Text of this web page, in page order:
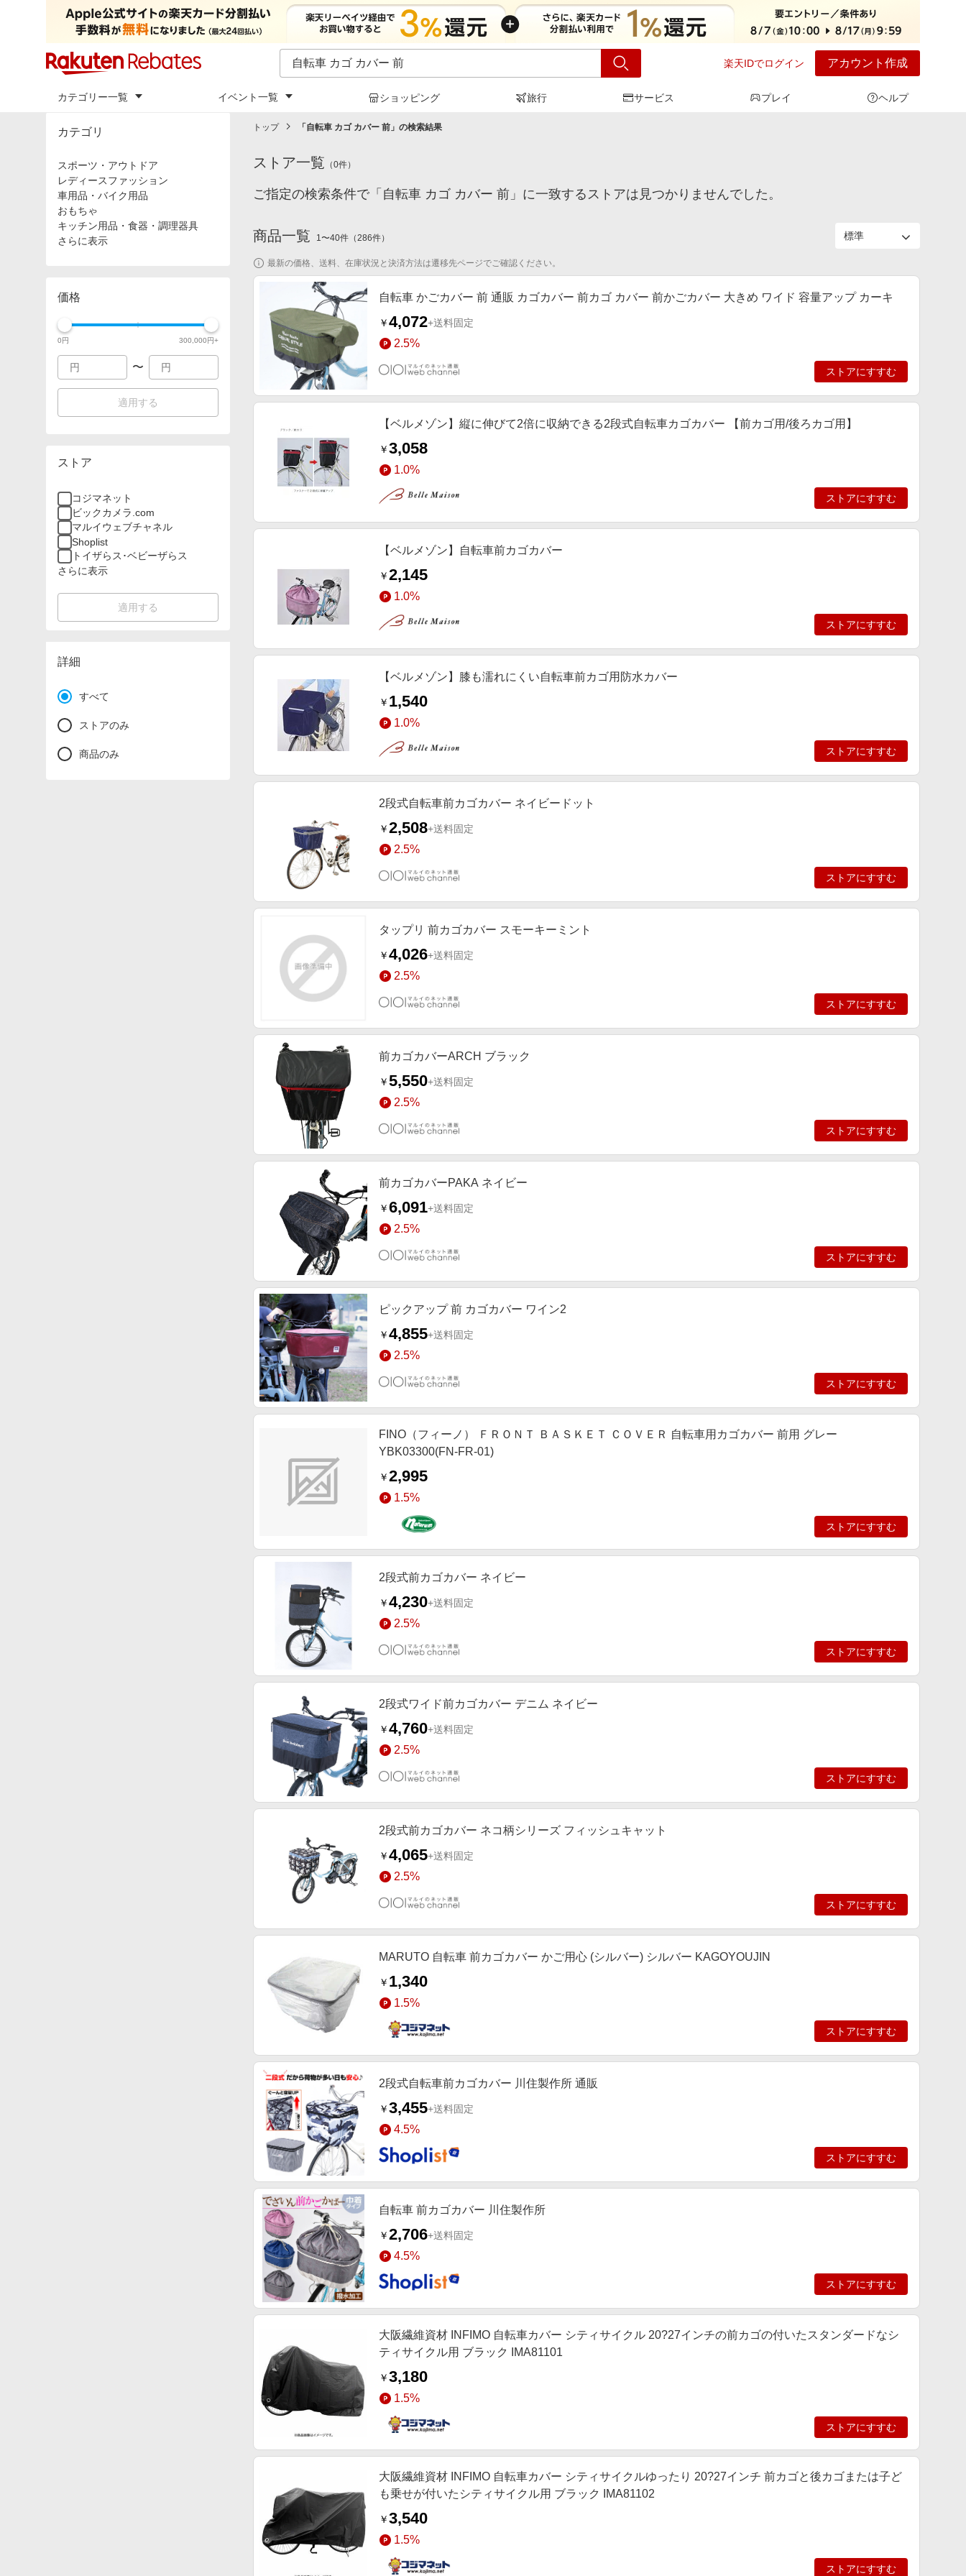
楽天IDでログイン アカウント作成
カテゴリー一覧 イベント一覧 ショッピング 旅行 サービス プレイ ヘルプ
カテゴリ
スポーツ・アウトドア
レディースファッション
車用品・バイク用品
おもちゃ
キッチン用品・食器・調理器具
さらに表示
価格
0円 300,000円+
〜
適用する
ストア
コジマネット
ビックカメラ.com
マルイウェブチャネル
Shoplist
トイザらス･ベビーザらス
さらに表示
適用する
詳細
すべて
ストアのみ
商品のみ
トップ 「 自転車 カゴ カバー 前 」の検索結果
ストア一覧 （0件）
ご指定の検索条件で「自転車 カゴ カバー 前」に一致するストアは見つかりませんでした。
商品一覧 1〜40件 （286件）
最新の価格、送料、在庫状況と決済方法は遷移先ページでご確認ください。
自転車 かごカバー 前 通販 カゴカバー 前カゴ カバー 前かごカバー 大きめ ワイド 容量アップ カーキ
￥4,072+送料固定
2.5%
ストアにすすむ
【ベルメゾン】縦に伸びて2倍に収納できる2段式自転車カゴカバー 【前カゴ用/後ろカゴ用】
￥3,058
1.0%
ストアにすすむ
【ベルメゾン】自転車前カゴカバー
￥2,145
1.0%
ストアにすすむ
【ベルメゾン】膝も濡れにくい自転車前カゴ用防水カバー
￥ 1,540
1.0%
ストアにすすむ
2段式自転車前カゴカバー ネイビードット
￥2,508+送料固定
2.5%
ストアにすすむ
タップリ 前カゴカバー スモーキーミント
￥4,026+送料固定
2.5%
ストアにすすむ
前カゴカバーARCH ブラック
￥5,550+送料固定
2.5%
ストアにすすむ
前カゴカバーPAKA ネイビー
￥6,091+送料固定
2.5%
ストアにすすむ
ピックアップ 前 カゴカバー ワイン2
￥4,855+送料固定
2.5%
ストアにすすむ
FINO（フィーノ） ＦＲＯＮＴ ＢＡＳＫＥＴ ＣＯＶＥＲ 自転車用カゴカバー 前用 グレー
YBK03300(FN-FR-01)
￥2,995
1.5%
ストアにすすむ
2段式前カゴカバー ネイビー
￥4,230+送料固定
2.5%
ストアにすすむ
2段式ワイド前カゴカバー デニム ネイビー
￥4,760+送料固定
2.5%
ストアにすすむ
2段式前カゴカバー ネコ柄シリーズ フィッシュキャット
￥4,065+送料固定
2.5%
ストアにすすむ
MARUTO 自転車 前カゴカバー かご用心 (シルバー) シルバー KAGOYOUJIN
￥ 1,340
1.5%
ストアにすすむ
2段式自転車前カゴカバー 川住製作所 通販
￥3,455+送料固定
4.5%
ストアにすすむ
自転車 前カゴカバー 川住製作所
￥2,706+送料固定
4.5%
ストアにすすむ
大阪繊維資材 INFIMO 自転車カバー シティサイクル 20?27インチの前カゴの付いたスタンダードなシ
ティサイクル用 ブラック IMA81101
￥3,180
1.5%
ストアにすすむ
大阪繊維資材 INFIMO 自転車カバー シティサイクルゆったり 20?27インチ 前カゴと後カゴまたは子ど
も乗せが付いたシティサイクル用 ブラック IMA81102
￥3,540
1.5%
ストアにすすむ